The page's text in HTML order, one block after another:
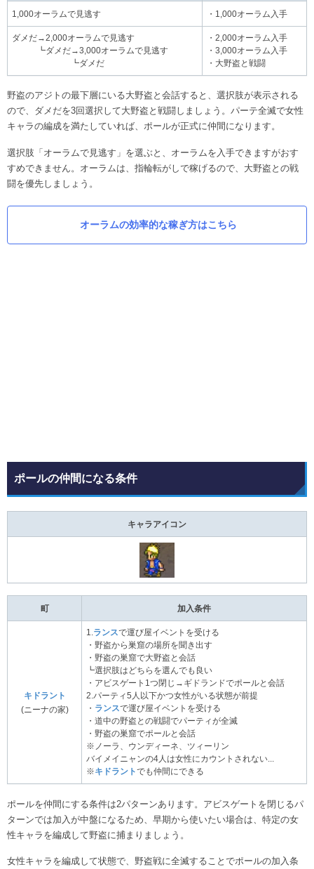
1,000オーラムで見逃す ・1,000オーラム入手
ダメだ→2,000オーラムで見逃す
┗ダメだ→3,000オーラムで見逃す
┗ダメだ
・2,000オーラム入手
・3,000オーラム入手
・大野盗と戦闘
野盗のアジトの最下層にいる大野盗と会話すると、選択肢が表示される
ので、ダメだを3回選択して大野盗と戦闘しましょう。パーテ全滅で女性
キャラの編成を満たしていれば、ポールが正式に仲間になります。
選択肢「オーラムで見逃す」を選ぶと、オーラムを入手できますがおす
すめできません。オーラムは、指輪転がしで稼げるので、大野盗との戦
闘を優先しましょう。
オーラムの効率的な稼ぎ方はこちら
ポールの仲間になる条件
キャラアイコン
町 加入条件
キドラント
(ニーナの家)
1. ランスで運び屋イベントを受ける
・野盗から巣窟の場所を聞き出す
・野盗の巣窟で大野盗と会話
┗選択肢はどちらを選んでも良い
・アビスゲート1つ閉じ→ギドランドでポールと会話
2.パーティ5人以下かつ女性がいる状態が前提
・ ランスで運び屋イベントを受ける
・道中の野盗との戦闘でパーティが全滅
・野盗の巣窟でポールと会話
※ノーラ、ウンディーネ、ツィーリン
バイメイニャンの4人は女性にカウントされない...
※キドラントでも仲間にできる
ポールを仲間にする条件は2パターンあります。アビスゲートを閉じるパ
ターンでは加入が中盤になるため、早期から使いたい場合は、特定の女
性キャラを編成して野盗に捕まりましょう。
女性キャラを編成して状態で、野盗戦に全滅することでポールの加入条